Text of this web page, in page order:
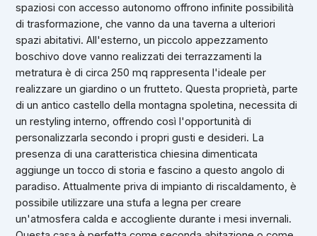
spaziosi con accesso autonomo offrono infinite possibilità
di trasformazione, che vanno da una taverna a ulteriori
spazi abitativi. All'esterno, un piccolo appezzamento
boschivo dove vanno realizzati dei terrazzamenti la
metratura è di circa 250 mq rappresenta l'ideale per
realizzare un giardino o un frutteto. Questa proprietà, parte
di un antico castello della montagna spoletina, necessita di
un restyling interno, offrendo così l'opportunità di
personalizzarla secondo i propri gusti e desideri. La
presenza di una caratteristica chiesina dimenticata
aggiunge un tocco di storia e fascino a questo angolo di
paradiso. Attualmente priva di impianto di riscaldamento, è
possibile utilizzare una stufa a legna per creare
un'atmosfera calda e accogliente durante i mesi invernali.